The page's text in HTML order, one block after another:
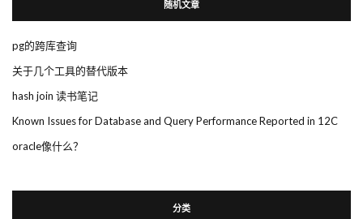
随机文章
pg的跨库查询
关于几个工具的替代版本
hash join 读书笔记
Known Issues for Database and Query Performance Reported in 12C
oracle像什么？
分类